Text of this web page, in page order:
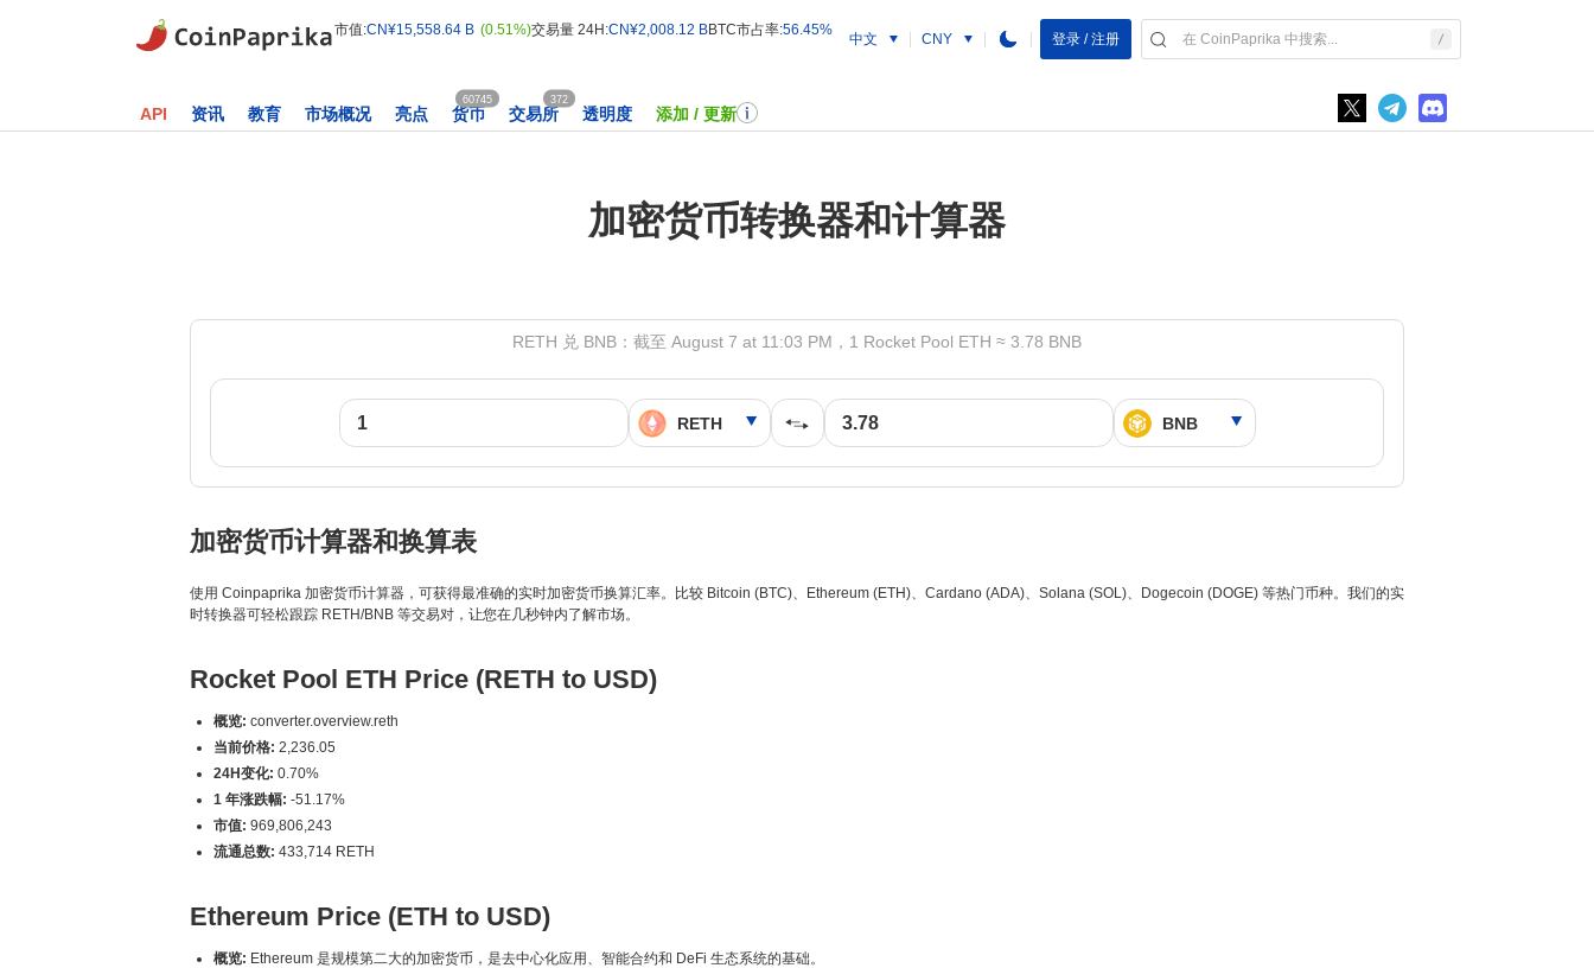
市值:CN¥15,558.64 B (0.51%)交易量 24H:CN¥2,008.12 BBTC市占率:56.45%
中文 CNY 登录 / 注册
API 资讯 教育 市场概况 亮点 货币
60745
交易所
372
透明度 添加 / 更新
加密货币转换器和计算器
RETH 兑 BNB：截至 August 7 at 11:03 PM，1 Rocket Pool ETH ≈ 3.78 BNB
加密货币计算器和换算表
使用 Coinpaprika 加密货币计算器，可获得最准确的实时加密货币换算汇率。比较 Bitcoin (BTC)、Ethereum (ETH)、Cardano (ADA)、Solana (SOL)、Dogecoin (DOGE) 等热门币种。我们的实
时转换器可轻松跟踪 RETH/BNB 等交易对，让您在几秒钟内了解市场。
Rocket Pool ETH Price (RETH to USD)
概览: converter.overview.reth
当前价格: 2,236.05
24H变化: 0.70%
1 年涨跌幅: -51.17%
市值: 969,806,243
流通总数: 433,714 RETH
Ethereum Price (ETH to USD)
概览: Ethereum 是规模第二大的加密货币，是去中心化应用、智能合约和 DeFi 生态系统的基础。